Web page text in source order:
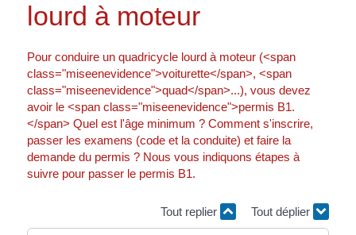
lourd à moteur
Pour conduire un quadricycle lourd à moteur (<span
class="miseenevidence">voiturette</span>, <span
class="miseenevidence">quad</span>...), vous devez
avoir le <span class="miseenevidence">permis B1.
</span> Quel est l'âge minimum ? Comment s'inscrire,
passer les examens (code et la conduite) et faire la
demande du permis ? Nous vous indiquons étapes à
suivre pour passer le permis B1.
Tout replier Tout déplier